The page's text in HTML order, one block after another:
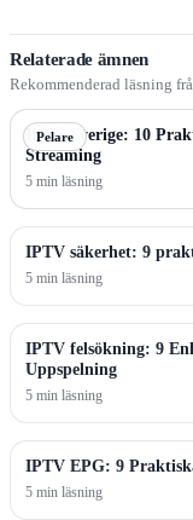
Relaterade ämnen
Rekommenderad läsning
Pelare
IPTV Sverige: 10
Streaming
5 min läsning
IPTV säkerhet: 9
5 min läsning
IPTV felsökning: 9
Uppspelning
5 min läsning
IPTV EPG: 9
5 min läsning